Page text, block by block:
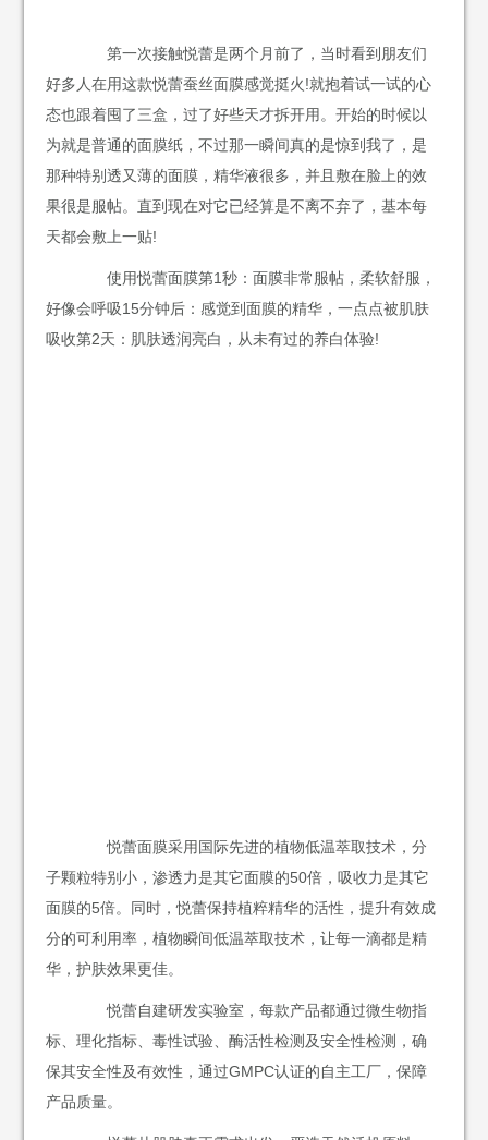
第一次接触悦蕾是两个月前了，当时看到朋友们
好多人在用这款悦蕾蚕丝面膜感觉挺火!就抱着试一试的心
态也跟着囤了三盒，过了好些天才拆开用。开始的时候以
为就是普通的面膜纸，不过那一瞬间真的是惊到我了，是
那种特别透又薄的面膜，精华液很多，并且敷在脸上的效
果很是服帖。直到现在对它已经算是不离不弃了，基本每
天都会敷上一贴!
使用悦蕾面膜第1秒：面膜非常服帖，柔软舒服，
好像会呼吸15分钟后：感觉到面膜的精华，一点点被肌肤
吸收第2天：肌肤透润亮白，从未有过的养白体验!
悦蕾面膜采用国际先进的植物低温萃取技术，分
子颗粒特别小，渗透力是其它面膜的50倍，吸收力是其它
面膜的5倍。同时，悦蕾保持植粹精华的活性，提升有效成
分的可利用率，植物瞬间低温萃取技术，让每一滴都是精
华，护肤效果更佳。
悦蕾自建研发实验室，每款产品都通过微生物指
标、理化指标、毒性试验、酶活性检测及安全性检测，确
保其安全性及有效性，通过GMPC认证的自主工厂，保障
产品质量。